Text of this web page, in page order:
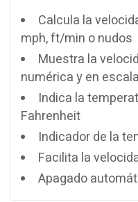
Calcula la
mph, ft/min o nudos
Muestra la
numérica y en
Indica la
Fahrenheit
Indicador de la
Facilita la
Apagado